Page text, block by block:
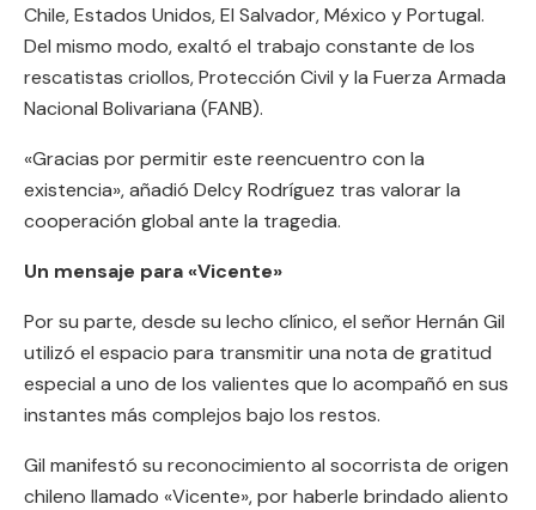
Chile, Estados Unidos, El Salvador, México y Portugal.
Del mismo modo, exaltó el trabajo constante de los
rescatistas criollos, Protección Civil y la Fuerza Armada
Nacional Bolivariana (FANB).
«Gracias por permitir este reencuentro con la
existencia», añadió Delcy Rodríguez tras valorar la
cooperación global ante la tragedia.
Un mensaje para «Vicente»
Por su parte, desde su lecho clínico, el señor Hernán Gil
utilizó el espacio para transmitir una nota de gratitud
especial a uno de los valientes que lo acompañó en sus
instantes más complejos bajo los restos.
Gil manifestó su reconocimiento al socorrista de origen
chileno llamado «Vicente», por haberle brindado aliento